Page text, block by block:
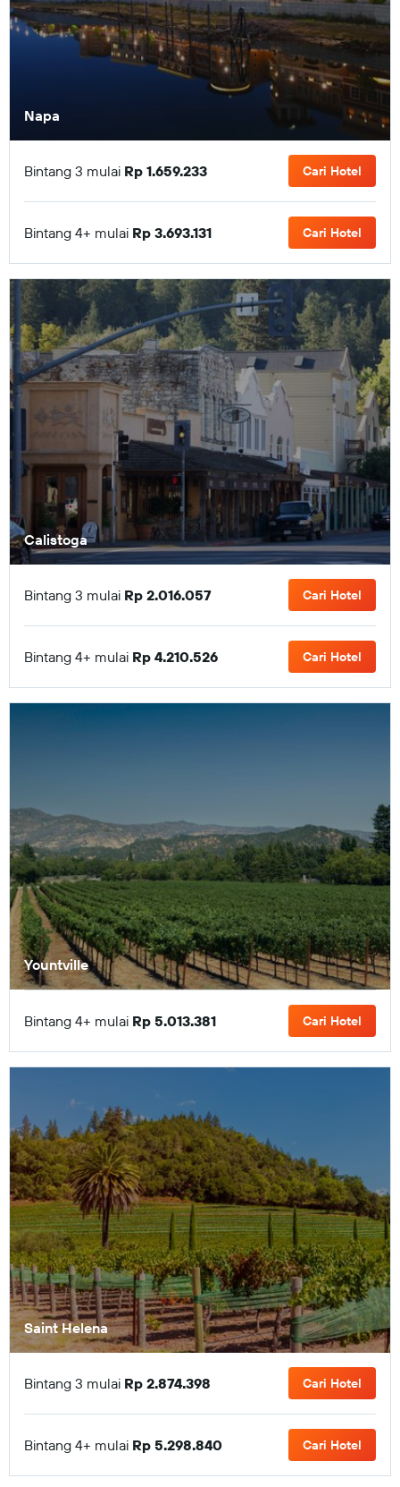
Napa
Bintang 3 mulai Rp 1.659.233 Cari Hotel
Bintang 4+ mulai Rp 3.693.131 Cari Hotel
Calistoga
Bintang 3 mulai Rp 2.016.057 Cari Hotel
Bintang 4+ mulai Rp 4.210.526 Cari Hotel
Yountville
Bintang 4+ mulai Rp 5.013.381 Cari Hotel
Saint Helena
Bintang 3 mulai Rp 2.874.398 Cari Hotel
Bintang 4+ mulai Rp 5.298.840 Cari Hotel